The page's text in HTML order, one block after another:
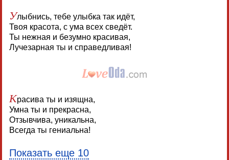
Улыбнись, тебе улыбка так идёт,
Твоя красота, с ума всех сведёт.
Ты нежная и безумно красивая,
Лучезарная ты и справедливая!
Красива ты и изящна,
Умна ты и прекрасна,
Отзывчива, уникальна,
Всегда ты гениальна!
Показать еще 10